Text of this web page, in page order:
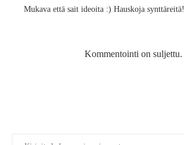
Mukava että sait ideoita :) Hauskoja synttäreitä!
Kommentointi on suljettu.